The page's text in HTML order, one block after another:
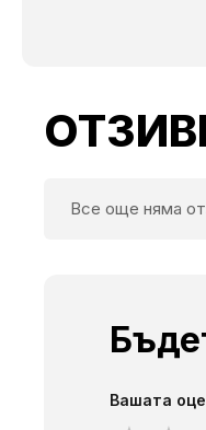
Все още няма
Вашата